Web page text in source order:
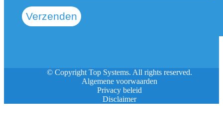
Verzenden
© Copyright Top Systems. All rights reserved.
Algemene voorwaarden
Privacy beleid
Disclaimer